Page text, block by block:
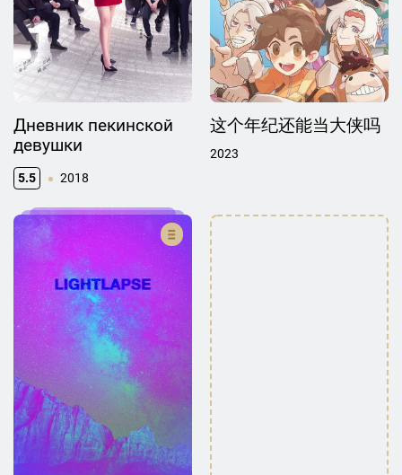
Дневник пекинской
девушки
5.5 2018
这个年纪还能当大侠吗
2023